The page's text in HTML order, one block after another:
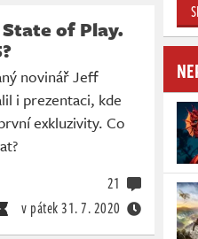
of Play.
novinář Jeff
i prezentaci, kde
exkluzivity. Co
v pátek31. 7. 2020
21